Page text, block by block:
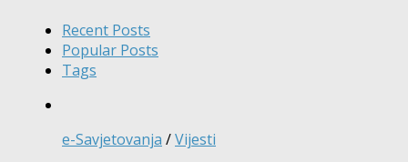
Recent Posts
Popular Posts
Tags
e-Savjetovanja /Vijesti